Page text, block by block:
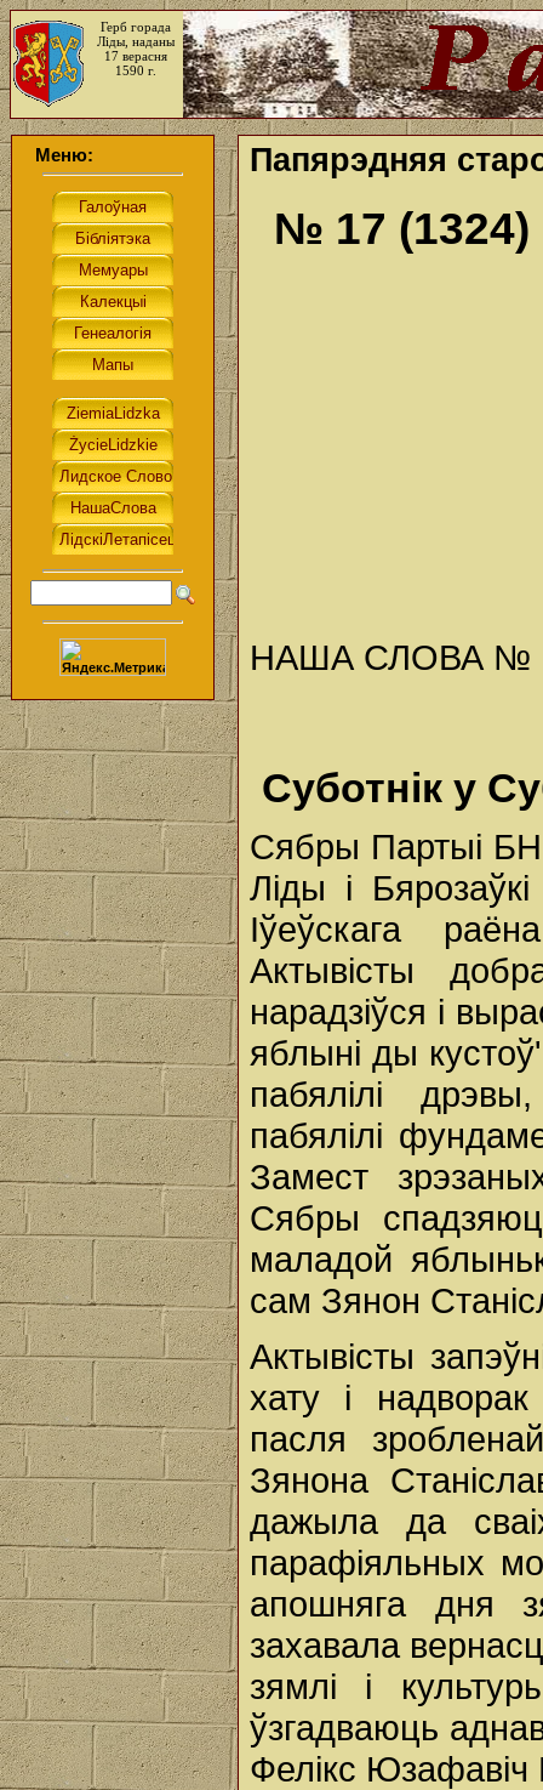
Герб горада
Ліды, наданы
17 верасня
1590 г.
Меню: Папярэдняя
№ 17 (1324)
НАША СЛОВА № 17
Суботнік у
Сябры Партыі
Ліды і
Іўеўскага
Актывісты
нарадзіўся і
яблыні ды
пабялілі
пабялілі
Замест
Сябры
маладой
сам Зянон
Актывісты
хату і
пасля
Зянона
дажыла да
парафіяльных
апошняга дня
захавала
зямлі і
ўзгадваюць
Фелікс Юзафавіч